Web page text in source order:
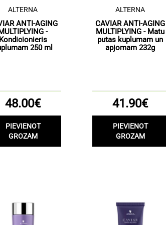
ALTERNA
ANTI-AGING
-
250 ml
48.00€
PIEVIENOT
GROZAM
ALTERNA
CAVIAR ANTI-AGING
MULTIPLYING - Matu
putas kuplumam un
apjomam 232g
41.90€
PIEVIENOT
GROZAM